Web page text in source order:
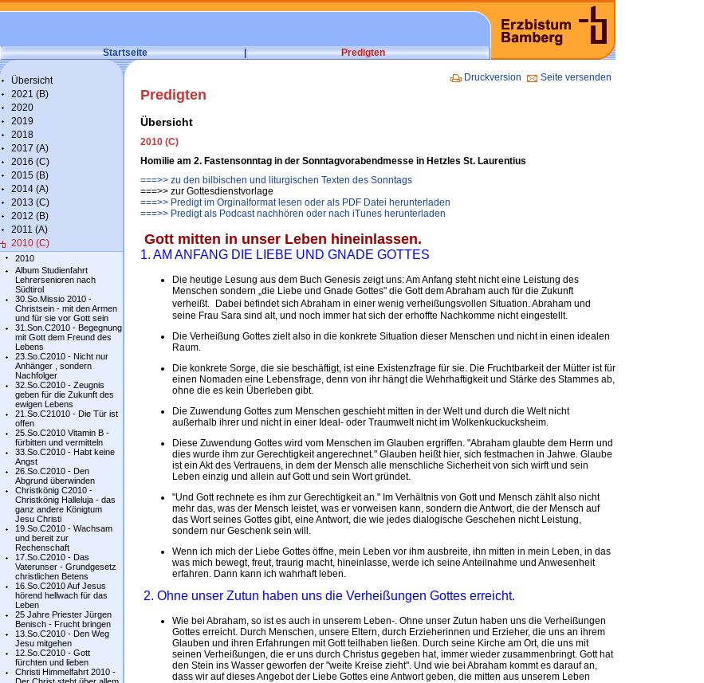
Startseite | Predigten
Übersicht
2021 (B)
2020
2019
2018
2017 (A)
2016 (C)
2015 (B)
2014 (A)
2013 (C)
2012 (B)
2011 (A)
2010 (C)
2010
Album Studienfahrt
Lehrersenioren nach
Südtirol
30.So.Missio 2010 -
Christsein - mit den Armen
und für sie vor Gott sein
31.Son.C2010 - Begegnung
mit Gott dem Freund des
Lebens
23.So.C2010 - Nicht nur
Anhänger , sondern
Nachfolger
32.So.C2010 - Zeugnis
geben für die Zukunft des
ewigen Lebens
21.So.C21010 - Die Tür ist
offen
25.So.C2010 Vitamin B -
fürbitten und vermitteln
33.So.C2010 - Habt keine
Angst
26.So.C2010 - Den
Abgrund überwinden
Christkönig C2010 -
Christkönig Halleluja - das
ganz andere Königtum
Jesu Christi
19.So.C2010 - Wachsam
und bereit zur
Rechenschaft
17.So.C2010 - Das
Vaterunser - Grundgesetz
christlichen Betens
16.So.C2010 Auf Jesus
hörend hellwach für das
Leben
25 Jahre Priester Jürgen
Benisch - Frucht bringen
13.So.C2010 - Den Weg
Jesu mitgehen
12.So.C2010 - Gott
fürchten und lieben
Christi Himmelfahrt 2010 -
Druckversion Seite versenden
Predigten
Übersicht
2010 (C)
Homilie am 2. Fastensonntag in der Sonntagvorabendmesse in Hetzles St. Laurentius
===>> zu den bilbischen und liturgischen Texten des Sonntags
===>> zur Gottesdienstvorlage
===>> Predigt im Orginalformat lesen oder als PDF Datei herunterladen
===>> Predigt als Podcast nachhören oder nach iTunes herunterladen
Gott mitten in unser Leben hineinlassen.
1. AM ANFANG DIE LIEBE UND GNADE GOTTES
Die heutige Lesung aus dem Buch Genesis zeigt uns: Am Anfang steht nicht eine Leistung des
Menschen sondern „die Liebe und Gnade Gottes" die Gott dem Abraham auch für die Zukunft
verheißt. Dabei befindet sich Abraham in einer wenig verheißungsvollen Situation. Abraham und
seine Frau Sara sind alt, und noch immer hat sich der erhoffte Nachkomme nicht eingestellt.
Die Verheißung Gottes zielt also in die konkrete Situation dieser Menschen und nicht in einen idealen
Raum.
Die konkrete Sorge, die sie beschäftigt, ist eine Existenzfrage für sie. Die Fruchtbarkeit der Mütter ist für
einen Nomaden eine Lebensfrage, denn von ihr hängt die Wehrhaftigkeit und Stärke des Stammes ab,
ohne die es kein Überleben gibt.
Die Zuwendung Gottes zum Menschen geschieht mitten in der Welt und durch die Welt nicht
außerhalb ihrer und nicht in einer Ideal- oder Traumwelt nicht im Wolkenkuckucksheim.
Diese Zuwendung Gottes wird vom Menschen im Glauben ergriffen. "Abraham glaubte dem Herrn und
dies wurde ihm zur Gerechtigkeit angerechnet." Glauben heißt hier, sich festmachen in Jahwe. Glaube
ist ein Akt des Vertrauens, in dem der Mensch alle menschliche Sicherheit von sich wirft und sein
Leben einzig und allein auf Gott und sein Wort gründet.
"Und Gott rechnete es ihm zur Gerechtigkeit an." Im Verhältnis von Gott und Mensch zählt also nicht
mehr das, was der Mensch leistet, was er vorweisen kann, sondern die Antwort, die der Mensch auf
das Wort seines Gottes gibt, eine Antwort, die wie jedes dialogische Geschehen nicht Leistung,
sondern nur Geschenk sein will.
Wenn ich mich der Liebe Gottes öffne, mein Leben vor ihm ausbreite, ihn mitten in mein Leben, in das
was mich bewegt, freut, traurig macht, hineinlasse, werde ich seine Anteilnahme und Anwesenheit
erfahren. Dann kann ich wahrhaft leben.
2. Ohne unser Zutun haben uns die Verheißungen Gottes erreicht.
Wie bei Abraham, so ist es auch in unserem Leben-. Ohne unser Zutun haben uns die Verheißungen
Gottes erreicht. Durch Menschen, unsere Eltern, durch Erzieherinnen und Erzieher, die uns an ihrem
Glauben und ihren Erfahrungen mit Gott teilhaben ließen. Durch seine Kirche am Ort, die uns mit
seinen Verheißungen, die er uns durch Christus gegeben hat, immer wieder zusammenbringt. Gott hat
den Stein ins Wasser geworfen der "weite Kreise zieht". Und wie bei Abraham kommt es darauf an,
dass wir auf dieses Angebot der Liebe Gottes eine Antwort geben, die mitten aus unserem Leben